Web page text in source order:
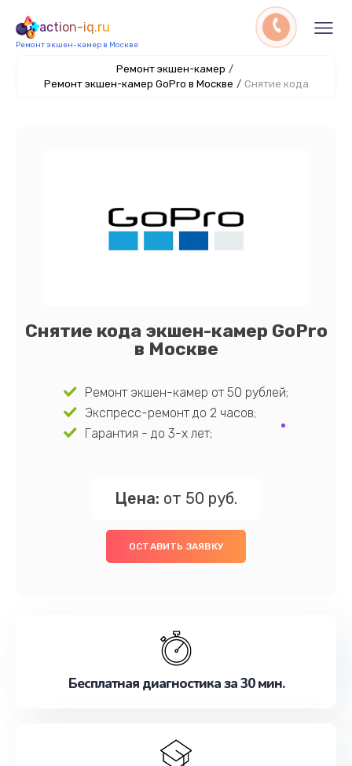
action-iq.ru
Ремонт экшен-камер в Москве
Ремонт экшен-камер /
Ремонт экшен-камер GoPro в Москве / Снятие кода
Снятие кода экшен-камер GoPro
в Москве
Ремонт экшен-камер от 50 рублей;
Экспресс-ремонт до 2 часов;
Гарантия - до 3-х лет;
Цена: от 50 руб.
ОСТАВИТЬ ЗАЯВКУ
Бесплатная диагностика за 30 мин.